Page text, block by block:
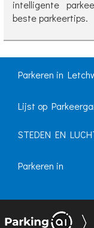
intelligente
beste parkeertips.
Parkeren in
Lijst op
STEDEN EN
Parkeren in